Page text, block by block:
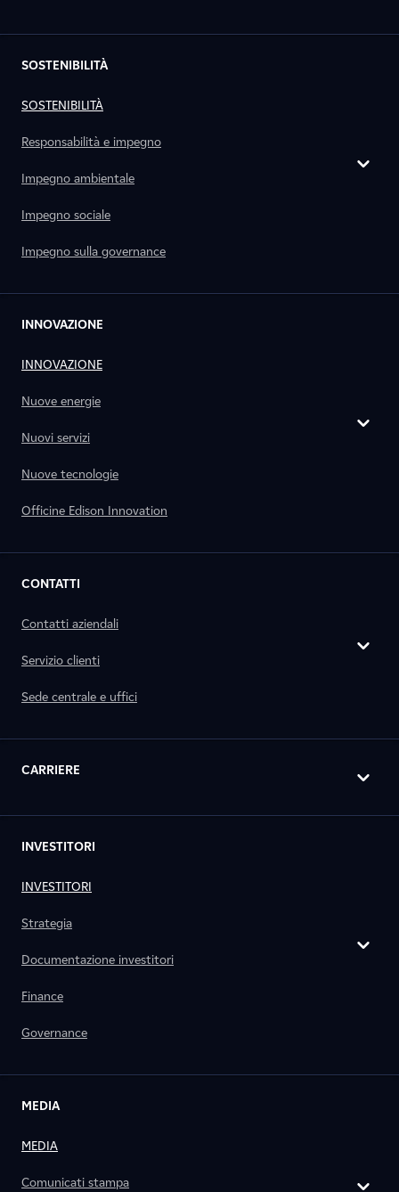
SOSTENIBILITÀ
SOSTENIBILITÀ
Responsabilità e impegno
Impegno ambientale
Impegno sociale
Impegno sulla governance
INNOVAZIONE
INNOVAZIONE
Nuove energie
Nuovi servizi
Nuove tecnologie
Officine Edison Innovation
CONTATTI
Contatti aziendali
Servizio clienti
Sede centrale e uffici
CARRIERE
INVESTITORI
INVESTITORI
Strategia
Documentazione investitori
Finance
Governance
MEDIA
MEDIA
Comunicati stampa